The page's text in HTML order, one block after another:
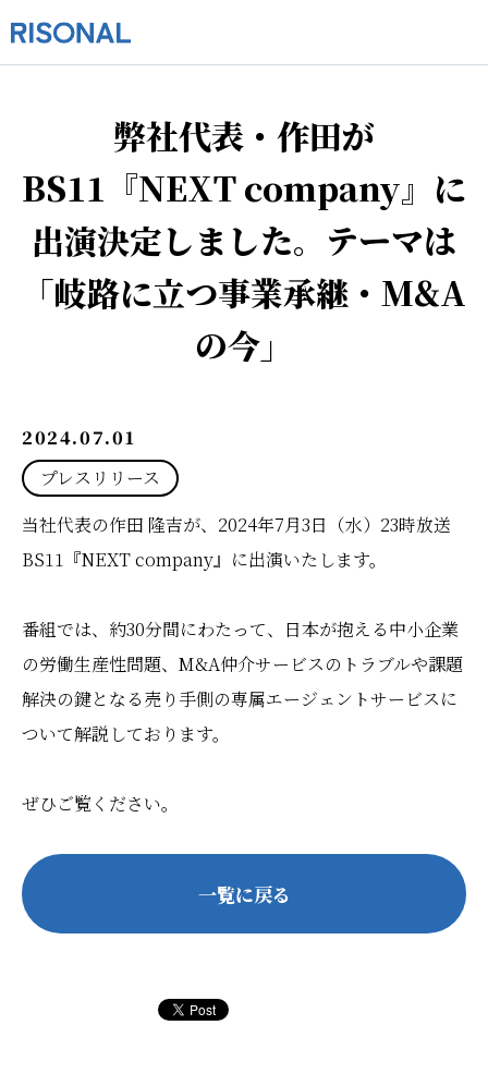
プレスリリース
弊社代表・作田が
BS11『NEXT company』に
出演決定しました。テーマは
「岐路に立つ事業承継・M&A
の今」
2024.07.01
当社代表の作田 隆吉が、2024年7月3日（水）23時放送
BS11『NEXT company』に出演いたします。
番組では、約30分間にわたって、日本が抱える中小企業
の労働生産性問題、M&A仲介サービスのトラブルや課題
解決の鍵となる売り手側の専属エージェントサービスに
ついて解説しております。
ぜひご覧ください。
一覧に戻る